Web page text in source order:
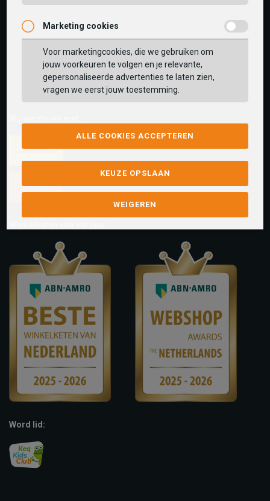
Word lid:
Marketing cookies
Voor marketingcookies, die we gebruiken om
jouw voorkeuren te volgen en je relevante,
gepersonaliseerde advertenties te laten zien,
vragen we eerst jouw toestemming.
ALLE COOKIES ACCEPTEREN
KEUZE OPSLAAN
WEIGEREN